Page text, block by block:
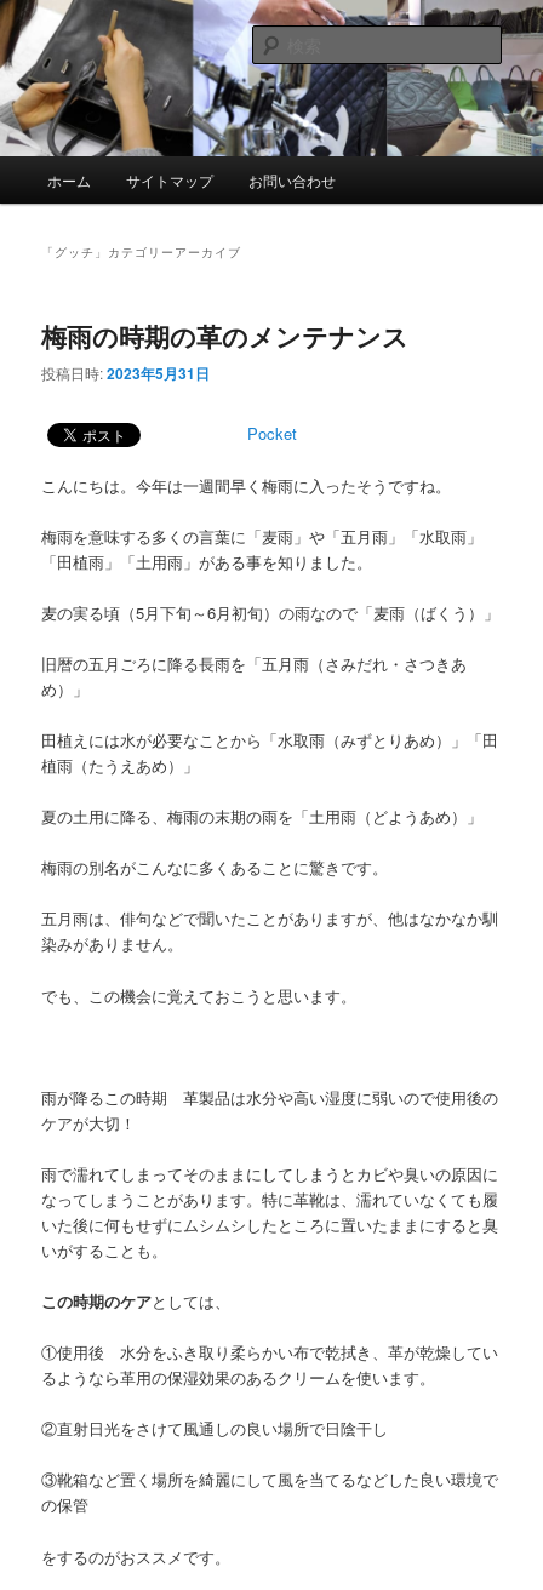
メ
イ
ン
ン
テ
サ
ブ
コ
テ
ン
革製品リペア専門店 スマイルリペ
アセンター
スマイルリペアセンター中の人ブログ
検
索
ホーム サイトマップ お問い合わせ
「 グッチ 」カテゴリーアーカイブ
梅雨の時期の革のメンテナンス
投稿日時:2023年5月31日
Pocket
こんにちは。今年は一週間早く梅雨に入ったそうですね。
梅雨を意味する多くの言葉に「麦雨」や「五月雨」「水取雨」
「田植雨」「土用雨」がある事を知りました。
麦の実る頃（5月下旬～6月初旬）の雨なので「麦雨（ばくう）」
旧暦の五月ごろに降る長雨を「五月雨（さみだれ・さつきあ
め）」
田植えには水が必要なことから「水取雨（みずとりあめ）」「田
植雨（たうえあめ）」
夏の土用に降る、梅雨の末期の雨を「土用雨（どようあめ）」
梅雨の別名がこんなに多くあることに驚きです。
五月雨は、俳句などで聞いたことがありますが、他はなかなか馴
染みがありません。
でも、この機会に覚えておこうと思います。
雨が降るこの時期 革製品は水分や高い湿度に弱いので使用後の
ケアが大切！
雨で濡れてしまってそのままにしてしまうとカビや臭いの原因に
なってしまうことがあります。特に革靴は、濡れていなくても履
いた後に何もせずにムシムシしたところに置いたままにすると臭
いがすることも。
この時期のケアとしては、
①使用後 水分をふき取り柔らかい布で乾拭き、革が乾燥してい
るようなら革用の保湿効果のあるクリームを使います。
②直射日光をさけて風通しの良い場所で日陰干し
③靴箱など置く場所を綺麗にして風を当てるなどした良い環境で
の保管
をするのがおススメです。